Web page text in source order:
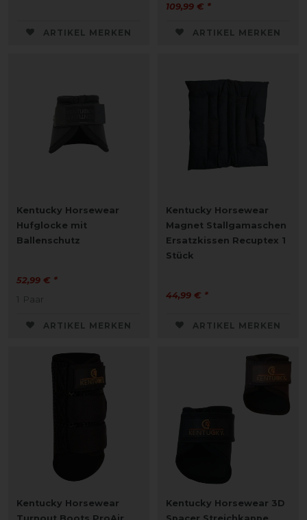
ARTIKEL MERKEN
109,99 € *
ARTIKEL MERKEN
Kentucky Horsewear
Hufglocke mit
Ballenschutz
52,99 € *
1 Paar
ARTIKEL MERKEN
Kentucky Horsewear
Magnet Stallgamaschen
Ersatzkissen Recuptex 1
Stück
44,99 € *
ARTIKEL MERKEN
Kentucky Horsewear
Kentucky Horsewear 3D